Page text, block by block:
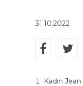
31.10.2022
Kadın